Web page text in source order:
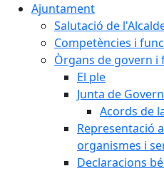
Ajuntament
Salutació de
Competències i
Òrgans de govern i
El ple
Junta de
Acords de
Representació
organismes i
Declaracions